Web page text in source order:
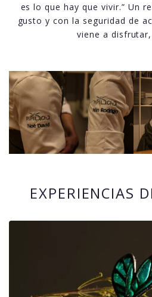
es lo que hay que vivir.” Un
gusto y con la seguridad de
viene a
EXPERIENCIAS